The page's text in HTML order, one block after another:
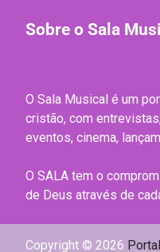
Sobre o Sala
O Sala Musical é um
cristão, com
eventos, cinema,
O SALA tem o
de Deus através de
Copyright © 2026